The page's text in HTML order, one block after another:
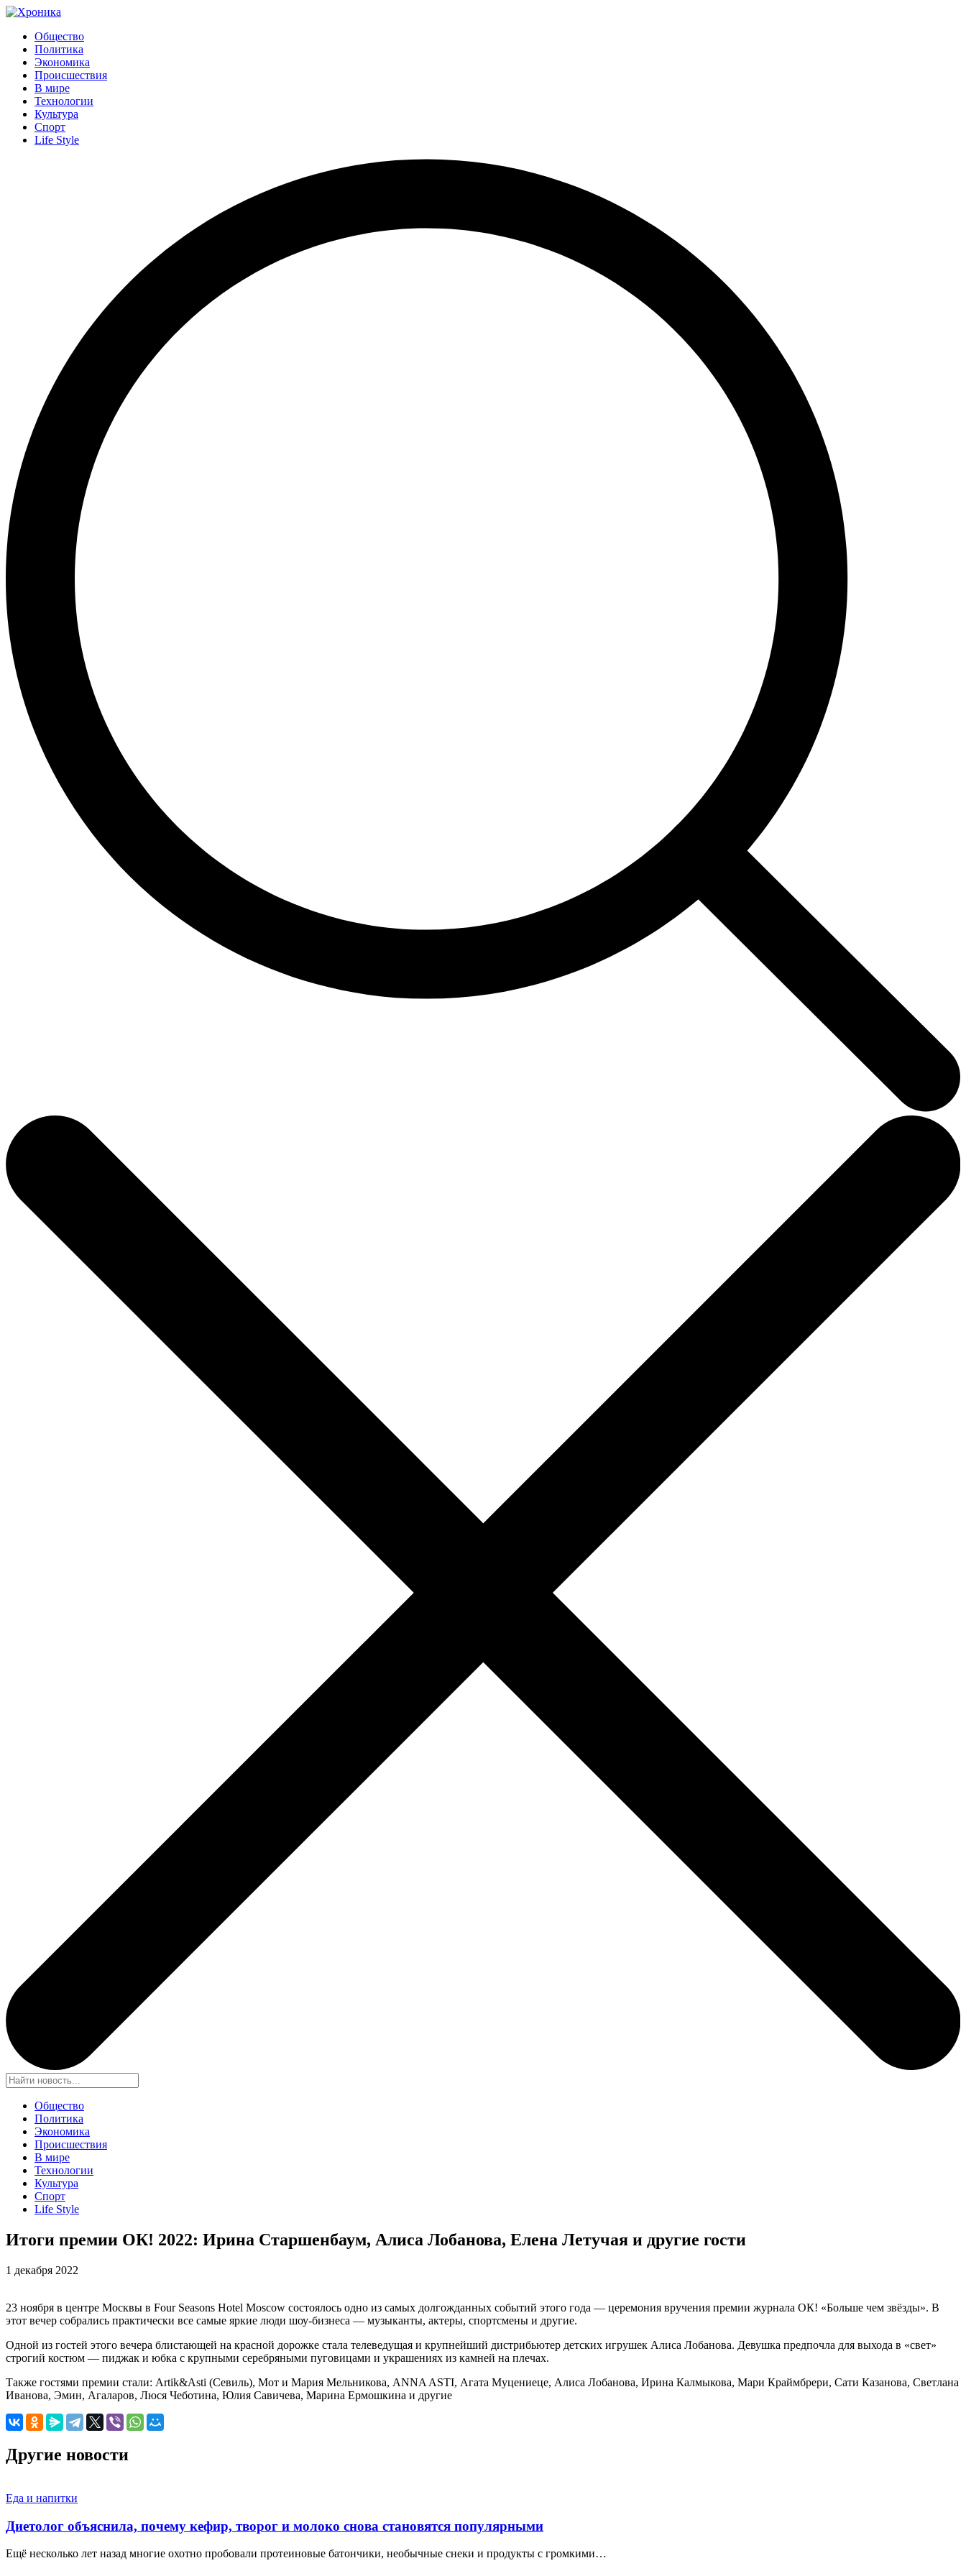
Общество
Политика
Экономика
Происшествия
В мире
Технологии
Культура
Спорт
Life Style
Общество
Политика
Экономика
Происшествия
В мире
Технологии
Культура
Спорт
Life Style
Итоги премии ОК! 2022: Ирина Старшенбаум, Алиса Лобанова, Елена Летучая и другие гости
1 декабря 2022
23 ноября в центре Москвы в Four Seasons Hotel Moscow состоялось одно из самых долгожданных событий этого года — церемония вручения премии журнала ОК! «Больше чем звёзды». В
этот вечер собрались практически все самые яркие люди шоу-бизнеса — музыканты, актеры, спортсмены и другие.
Одной из гостей этого вечера блистающей на красной дорожке стала телеведущая и крупнейший дистрибьютер детских игрушек Алиса Лобанова. Девушка предпочла для выхода в «свет»
строгий костюм — пиджак и юбка с крупными серебряными пуговицами и украшениях из камней на плечах.
Также гостями премии стали: Artik&Asti (Севиль), Мот и Мария Мельникова, ANNA ASTI, Агата Муцениеце, Алиса Лобанова, Ирина Калмыкова, Мари Краймбрери, Сати Казанова, Светлана
Иванова, Эмин, Агаларов, Люся Чеботина, Юлия Савичева, Марина Ермошкина и другие
Другие новости
Еда и напитки
Диетолог объяснила, почему кефир, творог и молоко снова становятся популярными
Ещё несколько лет назад многие охотно пробовали протеиновые батончики, необычные снеки и продукты с громкими…